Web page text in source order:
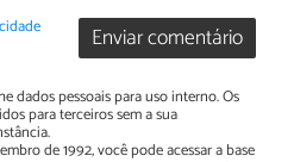
Enviar comentário
dados pessoais para uso interno. Os
para terceiros sem a sua
de 1992, você pode acessar a base